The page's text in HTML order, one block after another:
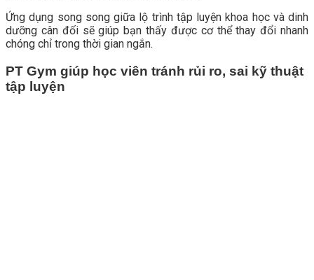
Ứng dụng song song giữa lộ trình tập luyện khoa học và dinh
dưỡng cân đối sẽ giúp bạn thấy được cơ thể thay đổi nhanh
chóng chỉ trong thời gian ngắn.
PT Gym giúp học viên tránh rủi ro, sai kỹ thuật
tập luyện